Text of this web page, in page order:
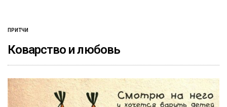
ПРИТЧИ
Коварство и любовь